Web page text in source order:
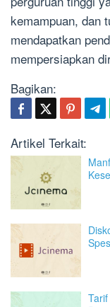
kemampuan, dan
mendapatkan
mempersiapkan
Bagikan:
Artikel Terkait: